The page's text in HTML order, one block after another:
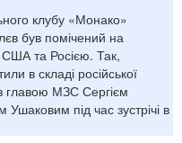
клубу «Монако»
був помічений на
та Росією. Так,
в складі російської
главою МЗС Сергієм
під час зустрічі в